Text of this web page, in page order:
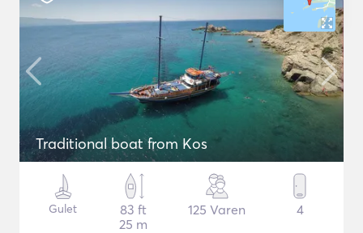
Traditional boat from Kos
Gulet
83 ft
25 m
125 Varen 4